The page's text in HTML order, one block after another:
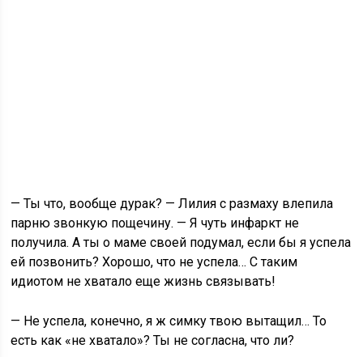
— Ты что, вообще дурак? — Лилия с размаху влепила
парню звонкую пощечину. — Я чуть инфаркт не
получила. А ты о маме своей подумал, если бы я успела
ей позвонить? Хорошо, что не успела… С таким
идиотом не хватало еще жизнь связывать!
— Не успела, конечно, я ж симку твою вытащил… То
есть как «не хватало»? Ты не согласна, что ли?